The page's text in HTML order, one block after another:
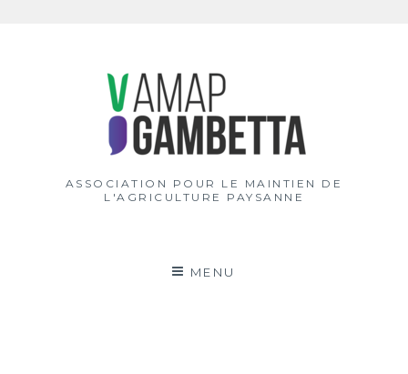
ASSOCIATION POUR LE MAINTIEN DE
L'AGRICULTURE PAYSANNE
MENU